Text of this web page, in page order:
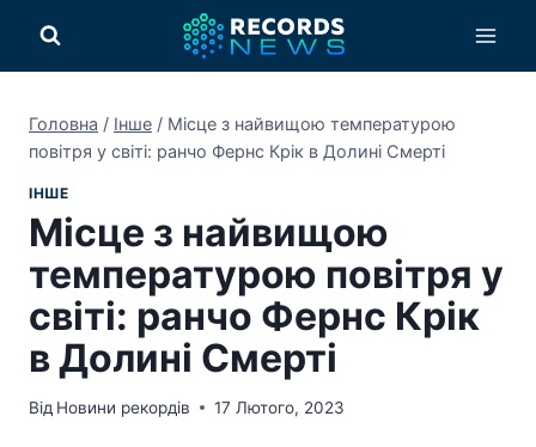
вмісту
Головна / Інше / Місце з найвищою температурою
повітря у світі: ранчо Фернс Крік в Долині Смерті
ІНШЕ
Місце з найвищою
температурою повітря у
світі: ранчо Фернс Крік
в Долині Смерті
Від Новини рекордів 17 Лютого, 2023